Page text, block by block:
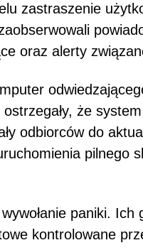
zastraszenie
oraz alerty
że
odbiorców do
pilnego
paniki. Ich
kontrolowane